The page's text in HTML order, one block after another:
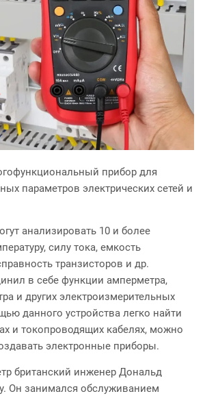
прибор для
параметров электрических сетей и
анализировать 10 и более
силу тока, емкость
транзисторов и др.
в себе функции амперметра,
и других электроизмерительных
данного устройства легко найти
и токопроводящих кабелях, можно
электронные приборы.
британский инженер Дональд
Он занимался обслуживанием